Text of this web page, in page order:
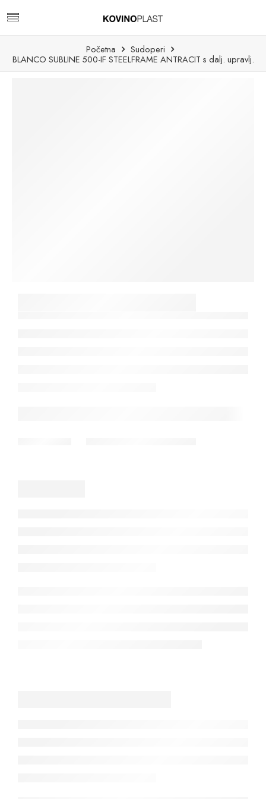
Početna
Sudoperi
BLANCO SUBLINE 500-IF STEELFRAME ANTRACIT s dalj. upravlj.